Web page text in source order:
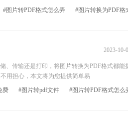
#图片转换为PDF格
#图片转PDF格式怎么弄
2023-10-
、传输还是打印，将图片转换为PDF格式都能
用担心，本文将为您提供简单易
#图片转PDF格式怎么
#图片转pdf文件
费